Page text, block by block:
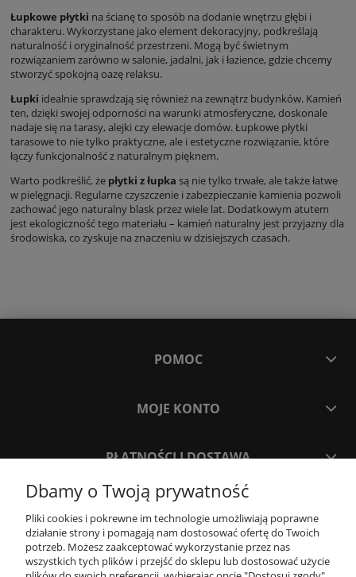
Łupkowe płytki na ścianę to sposób na dodanie wnętrzu głębi i
charakteru. Wykorzystane jako element dekoracyjny, podkreślają
naturalność i oryginalność przestrzeni. Mogą być świetnym
rozwiązaniem zarówno w salonie, jadalni, jak i łazience, gdzie chcemy
stworzyć spokojną oazę relaksu.
Łupki idealnie sprawdzają się również na zewnątrz budynków. Kamień
ten, dzięki swojej odporności na warunki atmosferyczne, doskonale
nadaje się na tarasy, alejki czy elewacje domów. Łupkowe płytki
tarasowe to nie tylko praktyczne, ale i estetyczne rozwiązanie, które
łączy funkcjonalność z naturalnym pięknem.
Warto podkreślić, że płytki z łupka są nie tylko trwałe, ale także łatwe
w pielęgnacji. Regularne czyszczenie i zabezpieczanie kamienia pozwoli
zachować jego naturalny blask przez wiele lat. Dodatkowym atutem
jest ekologiczność tego materiału – kamień naturalny jest przyjazny dla
środowiska, co zyskuje na znaczeniu w dzisiejszych czasach.
POMOC
MOJE KONTO
PŁATNOŚCI I DOSTAWA
INFORMACJE
O NAS
Dbamy o Twoją prywatność
Pliki cookies i pokrewne im technologie umożliwiają poprawne
działanie strony i pomagają nam dostosować ofertę do Twoich
potrzeb. Możesz zaakceptować wykorzystanie przez nas
wszystkich tych plików i przejść do sklepu lub dostosować użycie